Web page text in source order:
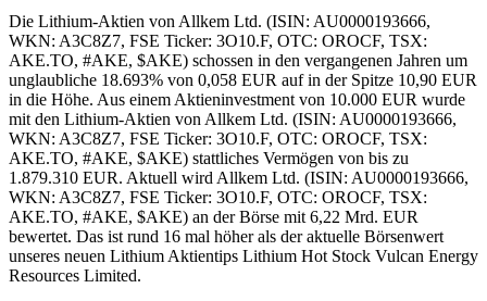
Die Lithium-Aktien von Allkem Ltd. (ISIN: AU0000193666,
WKN: A3C8Z7, FSE Ticker: 3O10.F, OTC: OROCF, TSX:
AKE.TO, #AKE, $AKE) schossen in den vergangenen Jahren um
unglaubliche 18.693% von 0,058 EUR auf in der Spitze 10,90 EUR
in die Höhe. Aus einem Aktieninvestment von 10.000 EUR wurde
mit den Lithium-Aktien von Allkem Ltd. (ISIN: AU0000193666,
WKN: A3C8Z7, FSE Ticker: 3O10.F, OTC: OROCF, TSX:
AKE.TO, #AKE, $AKE) stattliches Vermögen von bis zu
1.879.310 EUR. Aktuell wird Allkem Ltd. (ISIN: AU0000193666,
WKN: A3C8Z7, FSE Ticker: 3O10.F, OTC: OROCF, TSX:
AKE.TO, #AKE, $AKE) an der Börse mit 6,22 Mrd. EUR
bewertet. Das ist rund 16 mal höher als der aktuelle Börsenwert
unseres neuen Lithium Aktientips Lithium Hot Stock Vulcan Energy
Resources Limited.